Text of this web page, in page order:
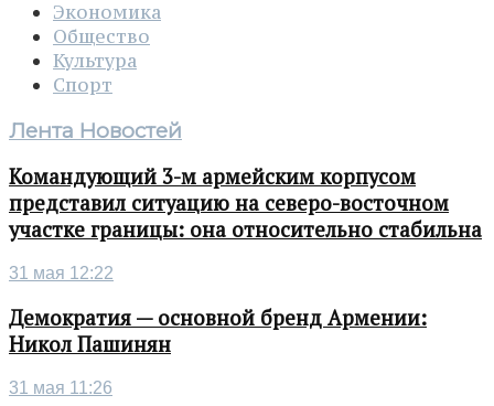
Экономика
Общество
Культура
Спорт
Лента Новостей
Командующий 3-м армейским корпусом
представил ситуацию на северо-восточном
участке границы: она относительно стабильна
31 мая 12:22
Демократия — основной бренд Армении:
Никол Пашинян
31 мая 11:26